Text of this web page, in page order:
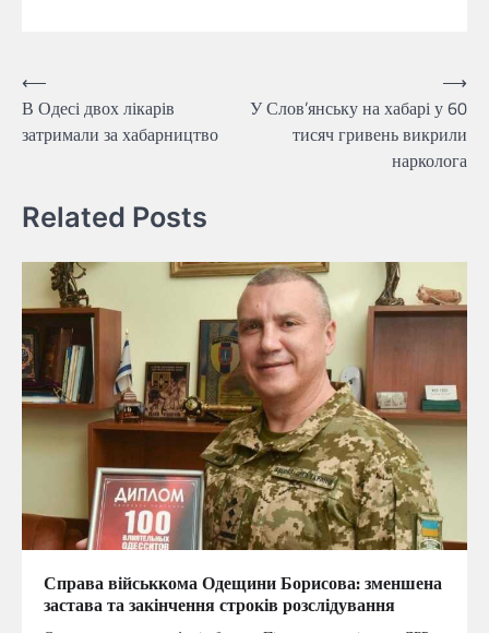
Навігація
записів
⟵
В Одесі двох лікарів
затримали за хабарництво
У Слов’янську на хабарі у 60
тисяч гривень викрили
нарколога
⟶
Related Posts
Справа військкома Одещини Борисова: зменшена
застава та закінчення строків розслідування